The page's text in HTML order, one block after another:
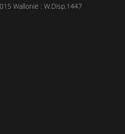
Wallonië : W.Disp.1447